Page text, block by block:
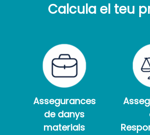
Calcula el teu
Assegurances
de danys
materials